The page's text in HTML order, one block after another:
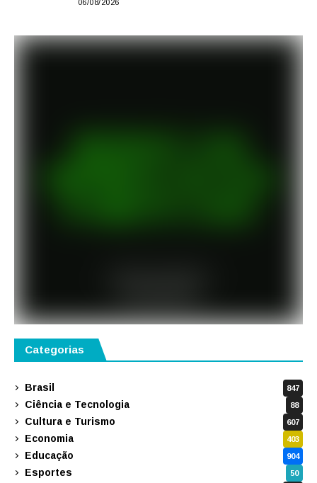
06/08/2026
Categorias
Brasil 847
Ciência e Tecnologia 88
Cultura e Turismo 607
Economia 403
Educação 904
Esportes 50